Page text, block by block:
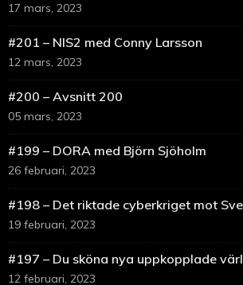
17 mars, 2023
#201 – NIS2 med Conny Larsson
12 mars, 2023
#200 – Avsnitt 200
05 mars, 2023
#199 – DORA med Björn Sjöholm
26 februari, 2023
#198 – Det riktade cyberkriget mot
19 februari, 2023
#197 – Du sköna nya uppkopplade
12 februari, 2023